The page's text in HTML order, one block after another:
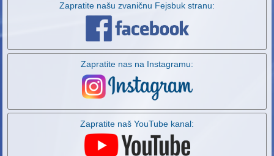
Zapratite našu zvaničnu Fejsbuk stranu:
Zapratite nas na Instagramu:
Zapratite naš YouTube kanal: